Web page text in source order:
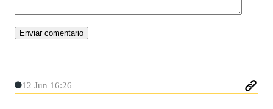
12 Jun 16:26